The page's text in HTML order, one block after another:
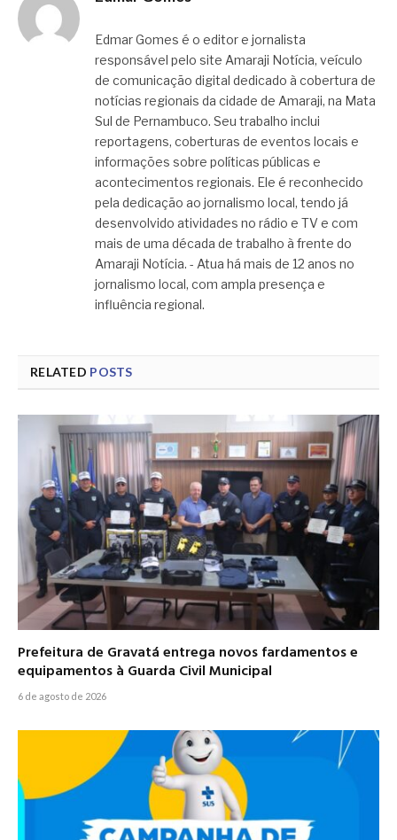
Edmar Gomes é o editor e jornalista
responsável pelo site Amaraji Notícia, veículo
de comunicação digital dedicado à cobertura de
notícias regionais da cidade de Amaraji, na Mata
Sul de Pernambuco. Seu trabalho inclui
reportagens, coberturas de eventos locais e
informações sobre políticas públicas e
acontecimentos regionais. Ele é reconhecido
pela dedicação ao jornalismo local, tendo já
desenvolvido atividades no rádio e TV e com
mais de uma década de trabalho à frente do
Amaraji Notícia. - Atua há mais de 12 anos no
jornalismo local, com ampla presença e
influência regional.
RELATED POSTS
Prefeitura de Gravatá entrega novos fardamentos e
equipamentos à Guarda Civil Municipal
6 de agosto de 2026